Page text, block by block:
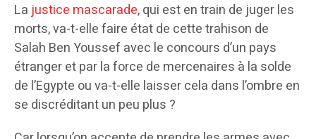
La justice mascarade, qui est en train de juger les
morts, va-t-elle faire état de cette trahison de
Salah Ben Youssef avec le concours d’un pays
étranger et par la force de mercenaires à la solde
de l’Egypte ou va-t-elle laisser cela dans l’ombre en
se discréditant un peu plus ?